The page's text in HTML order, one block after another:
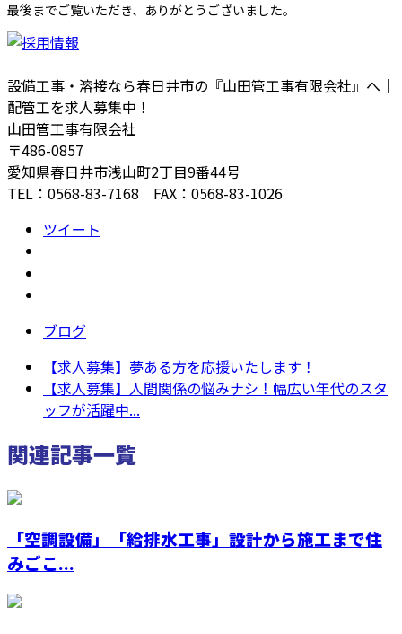
最後までご覧いただき、ありがとうございました。
設備工事・溶接なら春日井市の『山田管工事有限会社』へ｜
配管工を求人募集中！
山田管工事有限会社
〒486-0857
愛知県春日井市浅山町2丁目9番44号
TEL：0568-83-7168 FAX：0568-83-1026
ツイート
ブログ
【求人募集】夢ある方を応援いたします！
【求人募集】人間関係の悩みナシ！幅広い年代のスタ
ッフが活躍中...
関連記事一覧
「空調設備」「給排水工事」設計から施工まで住
みごこ...